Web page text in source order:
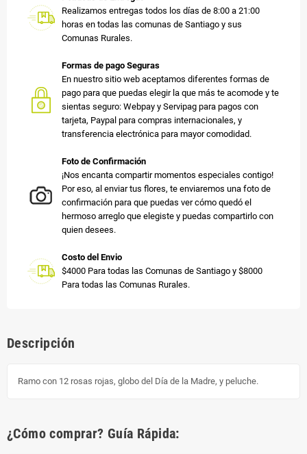
Realizamos entregas todos los días de 8:00 a 21:00
horas en todas las comunas de Santiago y sus
Comunas Rurales.
Formas de pago Seguras
En nuestro sitio web aceptamos diferentes formas de
pago para que puedas elegir la que más te acomode y te
sientas seguro: Webpay y Servipag para pagos con
tarjeta, Paypal para compras internacionales, y
transferencia electrónica para mayor comodidad.
Foto de Confirmación
¡Nos encanta compartir momentos especiales contigo!
Por eso, al enviar tus flores, te enviaremos una foto de
confirmación para que puedas ver cómo quedó el
hermoso arreglo que elegiste y puedas compartirlo con
quien desees.
Costo del Envio
$4000 Para todas las Comunas de Santiago y $8000
Para todas las Comunas Rurales.
Descripción
Ramo con 12 rosas rojas, globo del Día de la Madre, y peluche.
¿Cómo comprar? Guía Rápida: